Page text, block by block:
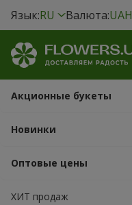
Язык:RU Валюта:UAH
Акционные букеты
Новинки
Оптовые цены
ХИТ продаж